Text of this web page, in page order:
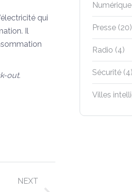
qui
Il
out.
NEXT
Numérique
Presse (20)
Radio (4)
Sécurité (4)
Villes